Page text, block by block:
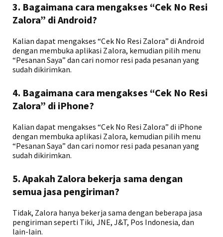
3. Bagaimana cara mengakses “Cek No Resi
Zalora” di Android?
Kalian dapat mengakses “Cek No Resi Zalora” di Android
dengan membuka aplikasi Zalora, kemudian pilih menu
“Pesanan Saya” dan cari nomor resi pada pesanan yang
sudah dikirimkan.
4. Bagaimana cara mengakses “Cek No Resi
Zalora” di iPhone?
Kalian dapat mengakses “Cek No Resi Zalora” di iPhone
dengan membuka aplikasi Zalora, kemudian pilih menu
“Pesanan Saya” dan cari nomor resi pada pesanan yang
sudah dikirimkan.
5. Apakah Zalora bekerja sama dengan
semua jasa pengiriman?
Tidak, Zalora hanya bekerja sama dengan beberapa jasa
pengiriman seperti Tiki, JNE, J&T, Pos Indonesia, dan
lain-lain.